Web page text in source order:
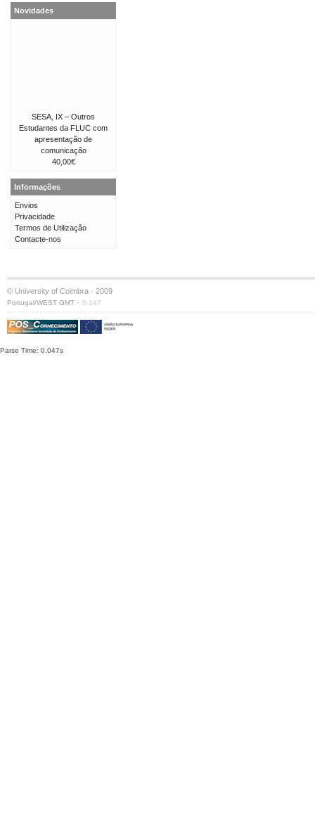
Novidades
SESA, IX – Outros
Estudantes da FLUC com
apresentação de
comunicação
40,00€
Informações
Envios
Privacidade
Termos de Utilização
Contacte-nos
© University of Coimbra · 2009
Portugal/WEST GMT · S:147
Parse Time: 0.047s